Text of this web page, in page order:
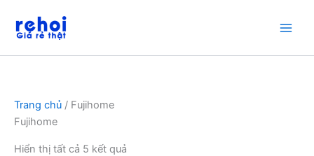
dung
Trang chủ / Fujihome
Fujihome
Hiển thị tất cả 5 kết quả